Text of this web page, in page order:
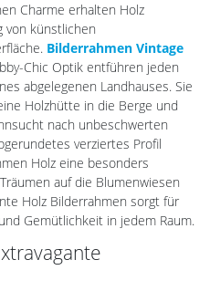
Charme erhalten Holz
von künstlichen
Bilderrahmen Vintage
Chic Optik entführen jeden
abgelegenen Landhauses. Sie
Holzhütte in die Berge und
nach unbeschwerten
verziertes Profil
Holz eine besonders
auf die Blumenwiesen
Holz Bilderrahmen sorgt für
Gemütlichkeit in jedem Raum.